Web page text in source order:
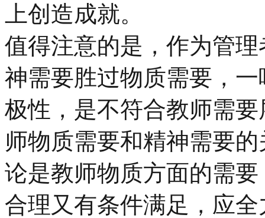
上创造成就。
值得注意的是，作为管
神需要胜过物质需要，
极性，是不符合教师需
师物质需要和精神需要
论是教师物质方面的需
合理又有条件满足，应